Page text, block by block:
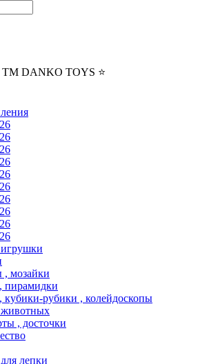
ТМ DANKO TOYS ⭐
, мозайки
пирамидки
кубики-рубики , колейдоскопы
, досточки
лепки